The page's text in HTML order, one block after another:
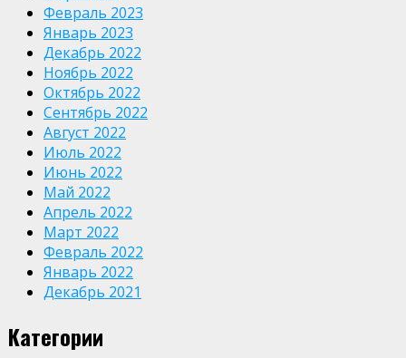
Февраль 2023
Январь 2023
Декабрь 2022
Ноябрь 2022
Октябрь 2022
Сентябрь 2022
Август 2022
Июль 2022
Июнь 2022
Май 2022
Апрель 2022
Март 2022
Февраль 2022
Январь 2022
Декабрь 2021
Категории